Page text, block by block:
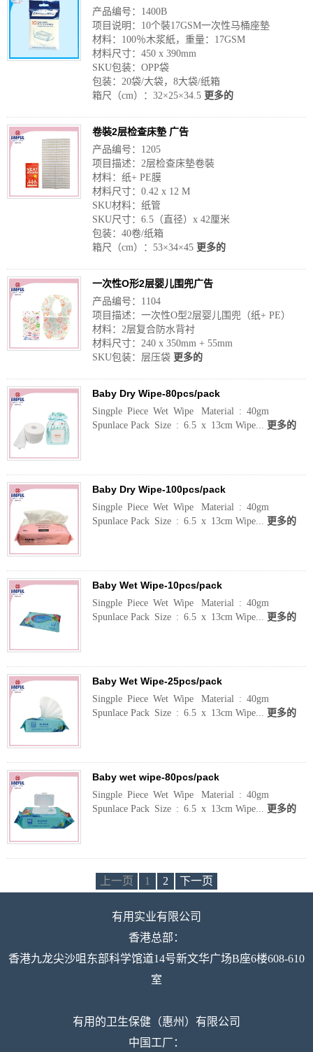
产品编号：1400B
项目说明：10个裝17GSM一次性马桶座墊
材料：100％木浆紙，重量：17GSM
材料尺寸：450 x 390mm
SKU包装：OPP袋
包装：20袋/大袋，8大袋/纸箱
箱尺（cm）：32×25×34.5 更多的
卷裝2层检查床墊 广告
产品编号：1205
项目描述：2层检查床墊卷裝
材料：纸+ PE膜
材料尺寸：0.42 x 12 M
SKU材料：纸管
SKU尺寸：6.5（直径）x 42厘米
包装：40卷/纸箱
箱尺（cm）：53×34×45 更多的
一次性O形2层婴儿围兜广告
产品编号：1104
项目描述：一次性O型2层婴儿围兜（纸+ PE）
材料：2层复合防水背衬
材料尺寸：240 x 350mm + 55mm
SKU包装：层压袋 更多的
Baby Dry Wipe-80pcs/pack
Singple Piece Wet Wipe Material : 40gm
Spunlace Pack Size : 6.5 x 13cm Wipe... 更多的
Baby Dry Wipe-100pcs/pack
Singple Piece Wet Wipe Material : 40gm
Spunlace Pack Size : 6.5 x 13cm Wipe... 更多的
Baby Wet Wipe-10pcs/pack
Singple Piece Wet Wipe Material : 40gm
Spunlace Pack Size : 6.5 x 13cm Wipe... 更多的
Baby Wet Wipe-25pcs/pack
Singple Piece Wet Wipe Material : 40gm
Spunlace Pack Size : 6.5 x 13cm Wipe... 更多的
Baby wet wipe-80pcs/pack
Singple Piece Wet Wipe Material : 40gm
Spunlace Pack Size : 6.5 x 13cm Wipe... 更多的
上一页 1 2 下一页
有用实业有限公司
香港总部：
香港九龙尖沙咀东部科学馆道14号新文华广场B座6楼608-610
室
有用的卫生保健（惠州）有限公司
中国工厂：